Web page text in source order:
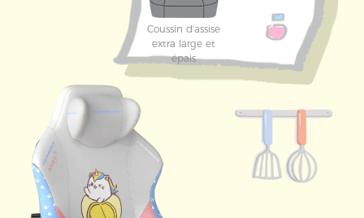
Coussin d'assise
extra large et
épais